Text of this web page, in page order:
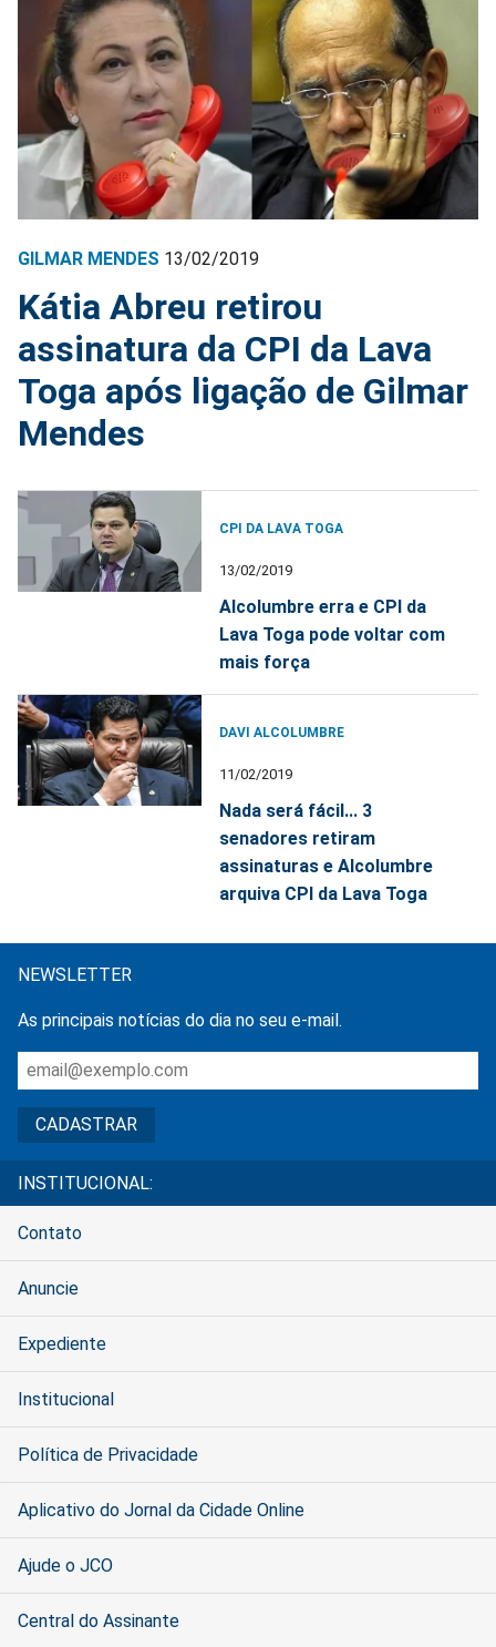
GILMAR MENDES 13/02/2019
Kátia Abreu retirou
assinatura da CPI da Lava
Toga após ligação de Gilmar
Mendes
CPI DA LAVA TOGA
13/02/2019
Alcolumbre erra e CPI da
Lava Toga pode voltar com
mais força
DAVI ALCOLUMBRE
11/02/2019
Nada será fácil... 3
senadores retiram
assinaturas e Alcolumbre
arquiva CPI da Lava Toga
NEWSLETTER
As principais notícias do dia no seu e-mail.
INSTITUCIONAL:
Contato
Anuncie
Expediente
Institucional
Política de Privacidade
Aplicativo do Jornal da Cidade Online
Ajude o JCO
Central do Assinante